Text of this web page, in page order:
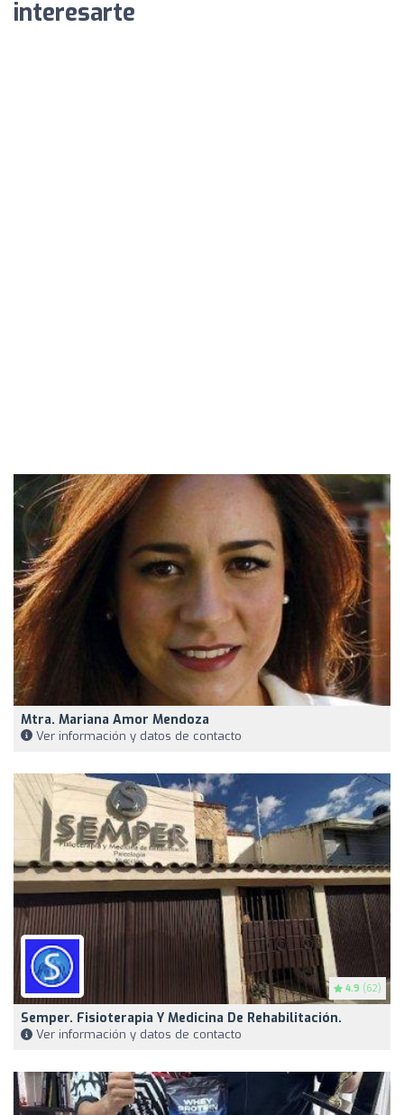
interesarte
Mtra. Mariana Amor Mendoza
Ver información y datos de contacto
4.9 (62)
Semper. Fisioterapia Y Medicina De Rehabilitación.
Ver información y datos de contacto